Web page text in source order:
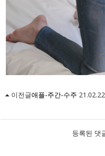
이전글애플-주간-수주 21.02.22
등록된 댓